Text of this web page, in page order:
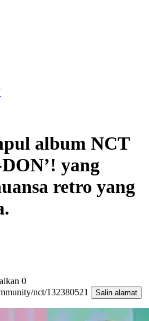
album NCT
yang
retro yang
0
nct/132380521
Salin alamat